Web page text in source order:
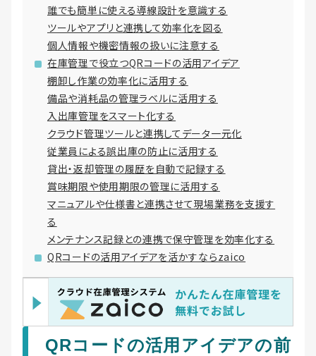
誰でも簡単に使える導線設計を意識する
ツールやアプリと連携して効率化を図る
個人情報や機密情報の扱いに注意する
在庫管理で役立つQRコードの活用アイデア
棚卸し作業の効率化に活用する
備品や消耗品の管理ラベルに活用する
入出庫管理をスマート化する
クラウド管理ツールと連携してデータ一元化
従業員による誤出庫の防止に活用する
貸出・返却管理の履歴を自動で記録する
賞味期限や使用期限の管理に活用する
マニュアルや仕様書と連携させて現場業務を支援す
る
メンテナンス記録との連携で保守管理を効率化する
QRコードの活用アイデアを活かすならzaico
QRコードの活用アイデアの前